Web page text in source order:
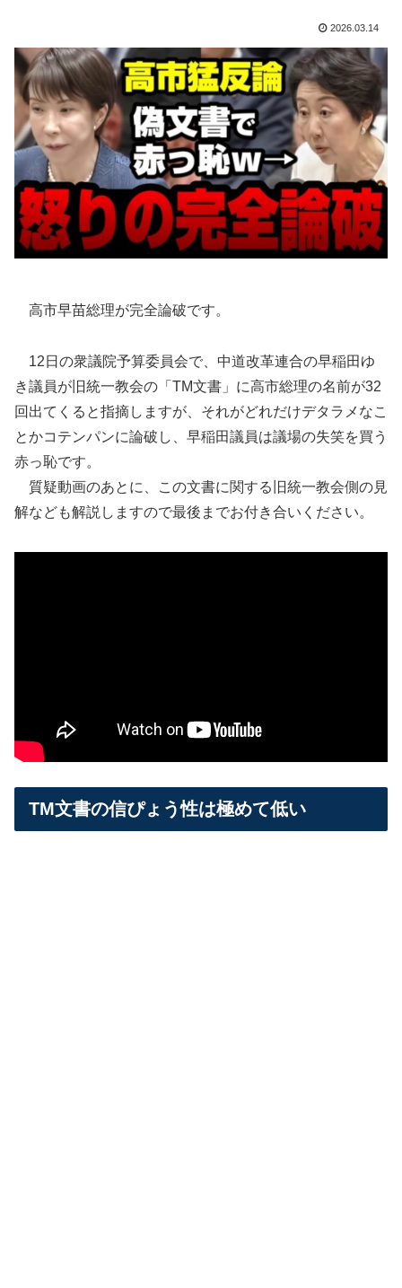
2026.03.14
高市早苗総理が完全論破です。
12日の衆議院予算委員会で、中道改革連合の早稲田ゆ
き議員が旧統一教会の「TM文書」に高市総理の名前が32
回出てくると指摘しますが、それがどれだけデタラメなこ
とかコテンパンに論破し、早稲田議員は議場の失笑を買う
赤っ恥です。
質疑動画のあとに、この文書に関する旧統一教会側の見
解なども解説しますので最後までお付き合いください。
TM文書の信ぴょう性は極めて低い